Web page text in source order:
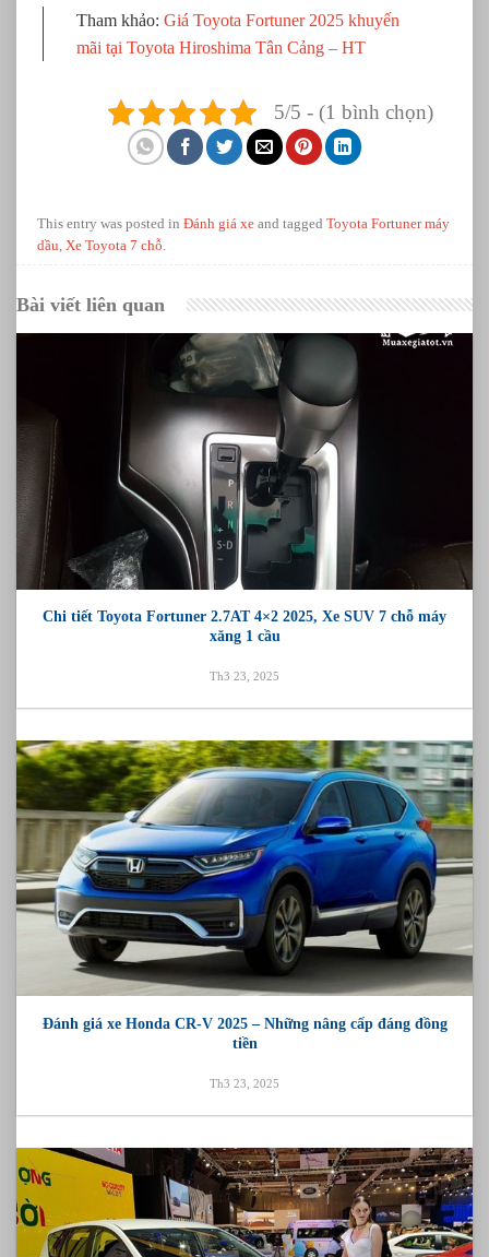
Tham khảo: Giá Toyota Fortuner 2025 khuyến
mãi tại Toyota Hiroshima Tân Cảng – HT
5/5 - (1 bình chọn)
This entry was posted inĐánh giá xe and taggedToyota Fortuner máy
dầu,Xe Toyota 7 chỗ.
Bài viết liên quan
Chi tiết Toyota Fortuner 2.7AT 4×2 2025, Xe SUV 7 chỗ máy
xăng 1 cầu
Th3 23, 2025
Đánh giá xe Honda CR-V 2025 – Những nâng cấp đáng đồng
tiền
Th3 23, 2025